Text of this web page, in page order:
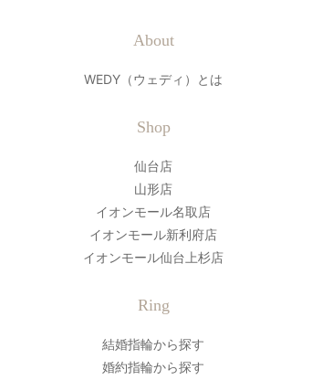
About
WEDY（ウェディ）とは
Shop
仙台店
山形店
イオンモール名取店
イオンモール新利府店
イオンモール仙台上杉店
Ring
結婚指輪から探す
婚約指輪から探す